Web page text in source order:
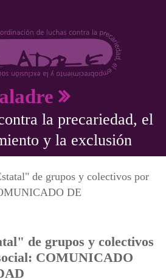
la precariedad, el
y la exclusión
usted aquí
de grupos y colectivos por
DE
de grupos y colectivos
COMUNICADO